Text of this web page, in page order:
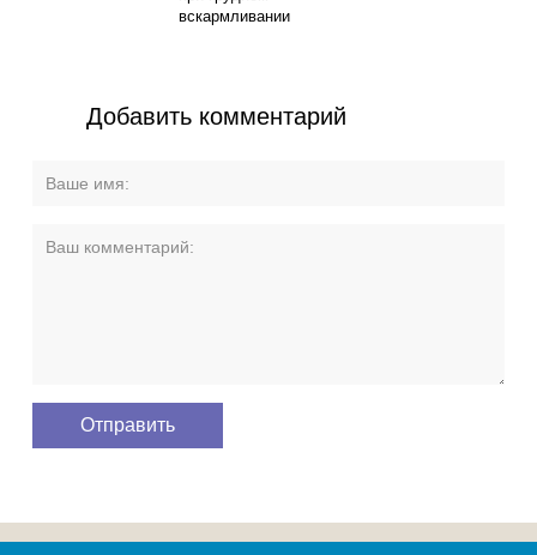
вскармливании
Добавить комментарий